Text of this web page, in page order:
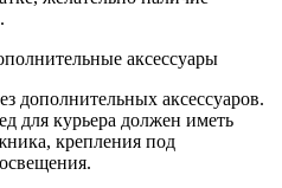
аксессуары
дополнительных аксессуаров.
для курьера должен иметь
крепления под